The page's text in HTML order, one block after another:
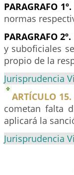
PARAGRAFO 1º.
normas
PARAGRAFO 2º.
y suboficiales
propio de la
Jurisprudencia
ARTÍCULO 15.
cometan falta
aplicará la
Jurisprudencia